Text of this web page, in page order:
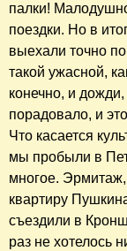
палки!
поездки. Но в
выехали точно
такой ужасной,
конечно, и
порадовало, и
Что касается
мы пробыли в
многое.
квартиру
съездили в
раз не хотелось